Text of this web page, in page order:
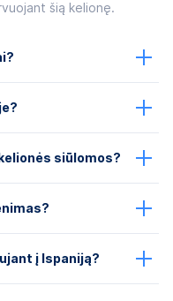
šią kelionę.
siūlomos?
į Ispaniją?